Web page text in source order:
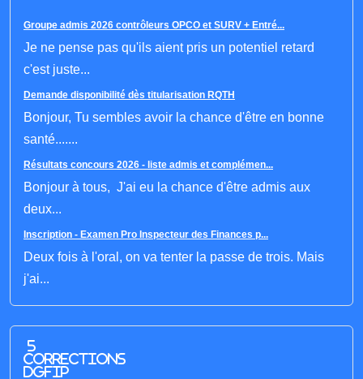
Groupe admis 2026 contrôleurs OPCO et SURV + Entré...
Je ne pense pas qu'ils aient pris un potentiel retard
c'est juste...
Demande disponibilité dès titularisation RQTH
Bonjour, Tu sembles avoir la chance d'être en bonne
santé.......
Résultats concours 2026 - liste admis et complémen...
Bonjour à tous, J'ai eu la chance d'être admis aux
deux...
Inscription - Examen Pro Inspecteur des Finances p...
Deux fois à l'oral, on va tenter la passe de trois. Mais
j'ai...
5
corrections
DGFIP